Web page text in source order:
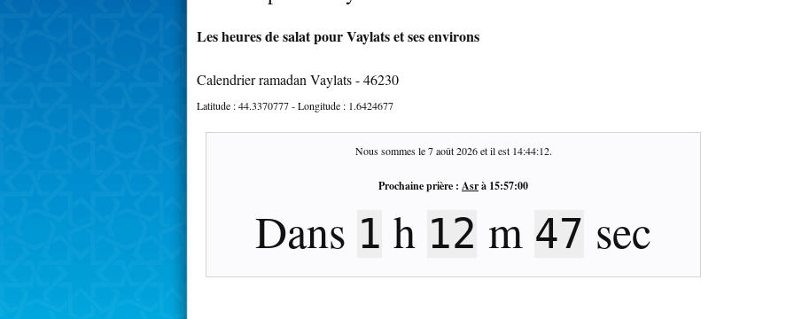
Les heures de salat pour Vaylats et ses environs
Calendrier ramadan Vaylats - 46230
Latitude :44.3370777- Longitude : 1.6424677
Nous sommes le7 août 2026et il est 14:44:13.
Prochaine prière : Asrà 15:57:00
Dans 1 h 12 m 46 sec